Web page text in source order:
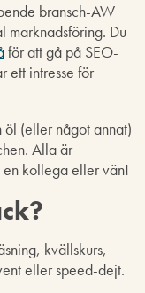
bransch-AW
marknadsföring. Du
för att gå på SEO-
ett intresse för
öl (eller något annat)
Alla är
kollega eller vän!
kvällskurs,
eller speed-dejt.